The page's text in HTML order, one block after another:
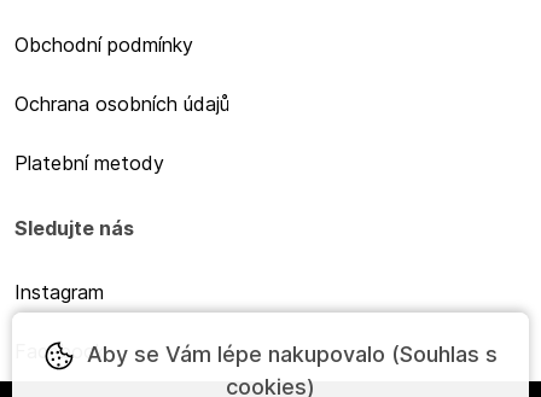
Obchodní podmínky
Ochrana osobních údajů
Platební metody
Sledujte nás
Instagram
FacebookAby se Vám lépe nakupovalo (Souhlas s
cookies)